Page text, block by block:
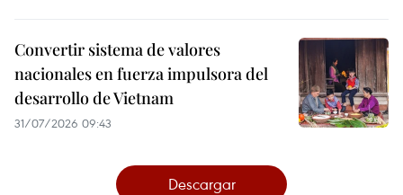
Convertir sistema de valores
nacionales en fuerza impulsora del
desarrollo de Vietnam
31/07/2026 09:43
Descargar